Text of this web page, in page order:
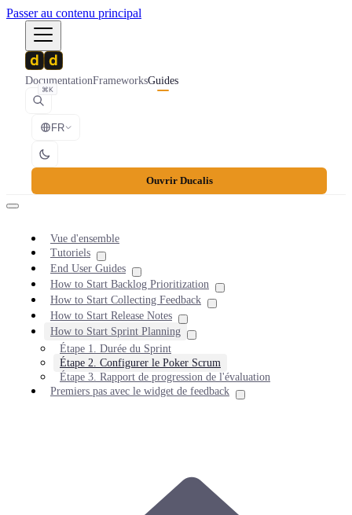
Passer au contenu principal
DocumentationFrameworksGuides
⌘K
FR
Ouvrir Ducalis
Vue d'ensemble
Tutoriels
End User Guides
How to Start Backlog Prioritization
How to Start Collecting Feedback
How to Start Release Notes
How to Start Sprint Planning
Étape 1. Durée du Sprint
Étape 2. Configurer le Poker Scrum
Étape 3. Rapport de progression de l'évaluation
Premiers pas avec le widget de feedback